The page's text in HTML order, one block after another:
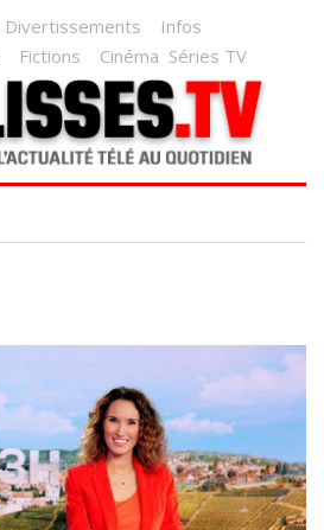
Divertissements
Infos
Fictions Cinéma Séries TV